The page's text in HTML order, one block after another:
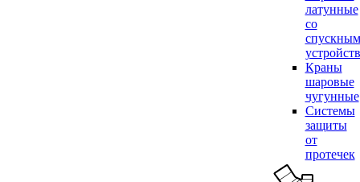
латунные
со
спускным
Краны
шаровые
чугунные
Системы
защиты
от
протечек